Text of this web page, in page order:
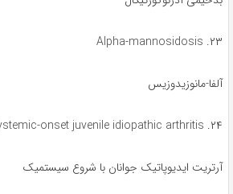
۲۳. Alpha-mannosidosis
آلفا-مانوزیدوزیس
۲۴. Systemic-onset juvenile idiopathic arthritis
آرتریت ایدیوپاتیک جوانان با شروع سیستمیک